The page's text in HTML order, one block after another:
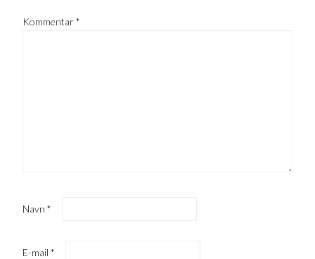
Kommentar*
Navn*
E-mail*